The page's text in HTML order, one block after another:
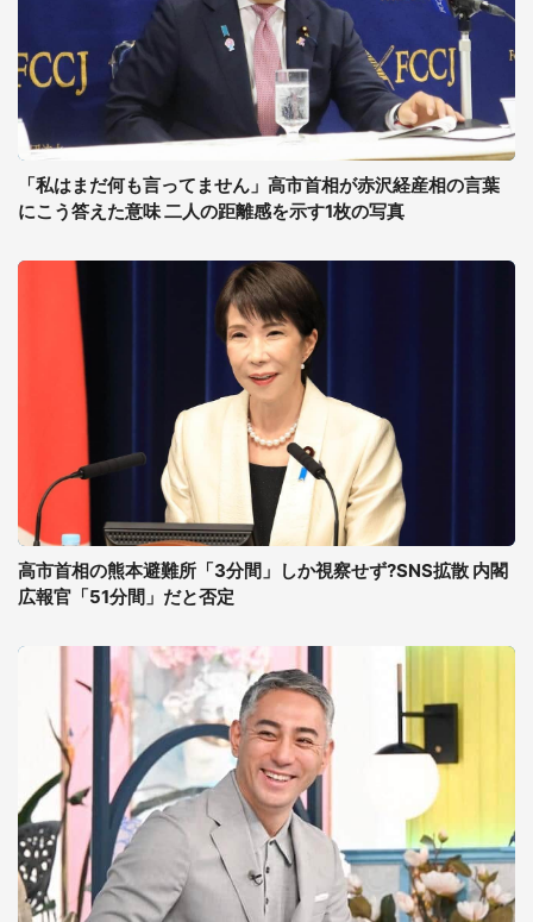
「私はまだ何も言ってません」高市首相が赤沢経産相の言葉
にこう答えた意味 二人の距離感を示す1枚の写真
高市首相の熊本避難所「3分間」しか視察せず?SNS拡散 内閣
広報官「51分間」だと否定